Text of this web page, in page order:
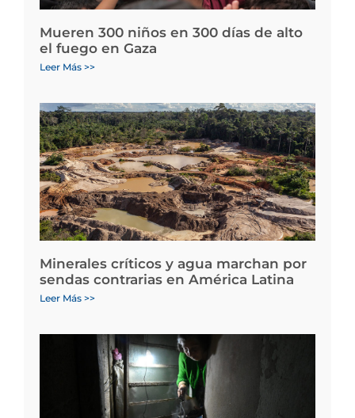
Mueren 300 niños en 300 días de alto
el fuego en Gaza
Leer Más >>
Minerales críticos y agua marchan por
sendas contrarias en América Latina
Leer Más >>